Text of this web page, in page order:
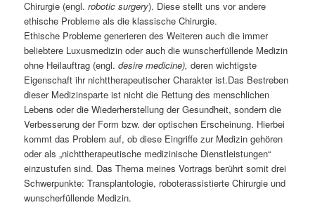
Chirurgie (engl. robotic surgery). Diese stellt uns vor andere
ethische Probleme als die klassische Chirurgie.
Ethische Probleme generieren des Weiteren auch die immer
beliebtere Luxusmedizin oder auch die wunscherfüllende Medizin
ohne Heilauftrag (engl.desire medicine),deren wichtigste
Eigenschaft ihr nichttherapeutischer Charakter ist.Das Bestreben
dieser Medizinsparte ist nicht die Rettung des menschlichen
Lebens oder die Wiederherstellung der Gesundheit, sondern die
Verbesserung der Form bzw. der optischen Erscheinung. Hierbei
kommt das Problem auf, ob diese Eingriffe zur Medizin gehören
oder als „nichttherapeutische medizinische Dienstleistungen“
einzustufen sind. Das Thema meines Vortrags berührt somit drei
Schwerpunkte: Transplantologie, roboterassistierte Chirurgie und
wunscherfüllende Medizin.